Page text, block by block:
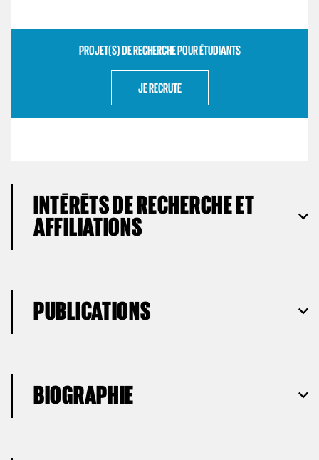
PROJET(S) DE RECHERCHE POUR ÉTUDIANTS
JE RECRUTE
INTÉRÊTS DE RECHERCHE ET
AFFILIATIONS
PUBLICATIONS
BIOGRAPHIE